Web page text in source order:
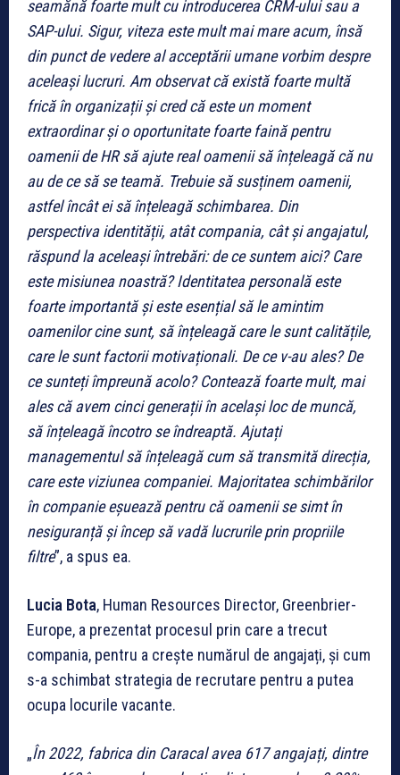
seamănă foarte mult cu introducerea CRM-ului sau a
SAP-ului. Sigur, viteza este mult mai mare acum, însă
din punct de vedere al acceptării umane vorbim despre
aceleași lucruri. Am observat că există foarte multă
frică în organizații și cred că este un moment
extraordinar și o oportunitate foarte faină pentru
oamenii de HR să ajute real oamenii să înțeleagă că nu
au de ce să se teamă. Trebuie să susținem oamenii,
astfel încât ei să înțeleagă schimbarea. Din
perspectiva identității, atât compania, cât și angajatul,
răspund la aceleași întrebări: de ce suntem aici? Care
este misiunea noastră? Identitatea personală este
foarte importantă și este esențial să le amintim
oamenilor cine sunt, să înțeleagă care le sunt calitățile,
care le sunt factorii motivaționali. De ce v-au ales? De
ce sunteți împreună acolo? Contează foarte mult, mai
ales că avem cinci generații în același loc de muncă,
să înțeleagă încotro se îndreaptă. Ajutați
managementul să înțeleagă cum să transmită direcția,
care este viziunea companiei. Majoritatea schimbărilor
în companie eșuează pentru că oamenii se simt în
nesiguranță și încep să vadă lucrurile prin propriile
filtre”, a spus ea.
Lucia Bota, Human Resources Director, Greenbrier-
Europe, a prezentat procesul prin care a trecut
compania, pentru a crește numărul de angajați, și cum
s-a schimbat strategia de recrutare pentru a putea
ocupa locurile vacante.
„În 2022, fabrica din Caracal avea 617 angajați, dintre